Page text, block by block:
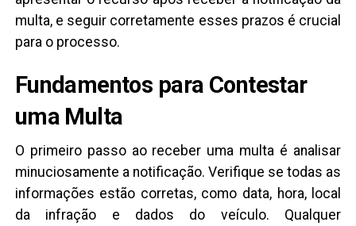
multa, e seguir corretamente esses prazos é crucial
para o processo.
Fundamentos para Contestar
uma Multa
O primeiro passo ao receber uma multa é analisar
minuciosamente a notificação. Verifique se todas as
informações estão corretas, como data, hora, local
da infração e dados do veículo. Qualquer